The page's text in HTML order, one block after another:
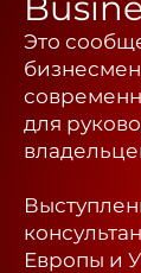
Это
для
Европы и